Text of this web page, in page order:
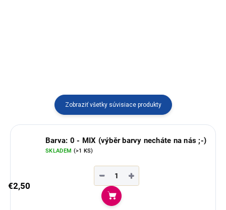
Zobraziť všetky súvisiace produkty
Barva: 0 - MIX (výběr barvy necháte na nás ;-)
SKLADEM (>1 KS)
€2,50
+
−
Do košíka